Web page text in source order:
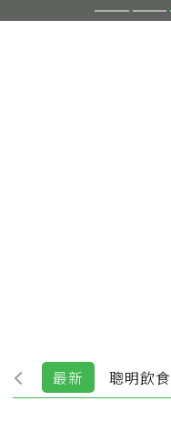
最新 聰明飲食